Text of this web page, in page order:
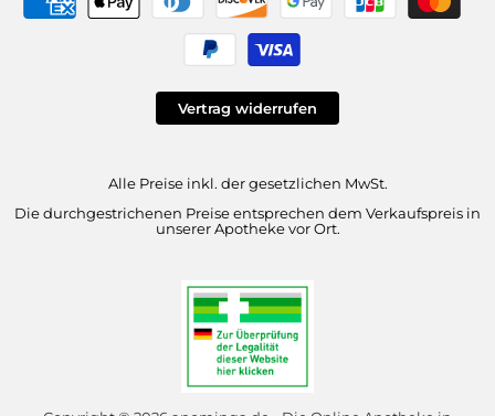
Vertrag widerrufen
Alle Preise inkl. der gesetzlichen MwSt.
Die durchgestrichenen Preise entsprechen dem Verkaufspreis in
unserer Apotheke vor Ort.